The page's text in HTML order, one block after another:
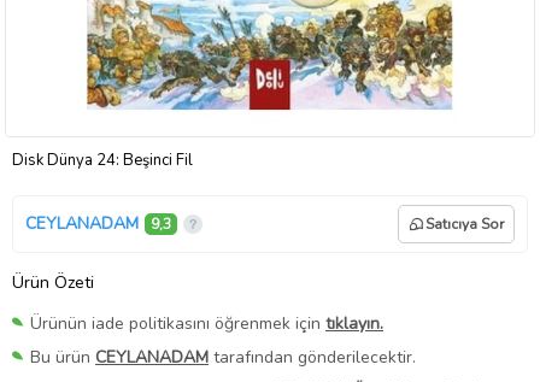
Disk Dünya 24: Beşinci Fil
CEYLANADAM 9,3 Satıcıya Sor
Ürün Özeti
Ürünün iade politikasını öğrenmek için tıklayın.
Bu ürün CEYLANADAM tarafından gönderilecektir.